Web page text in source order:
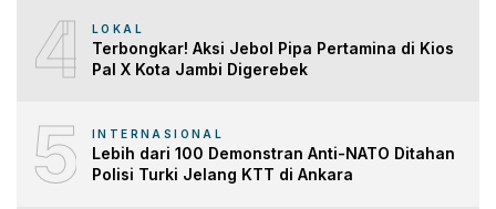
4 LOKAL
Terbongkar! Aksi Jebol Pipa Pertamina di Kios
Pal X Kota Jambi Digerebek
5 INTERNASIONAL
Lebih dari 100 Demonstran Anti-NATO Ditahan
Polisi Turki Jelang KTT di Ankara